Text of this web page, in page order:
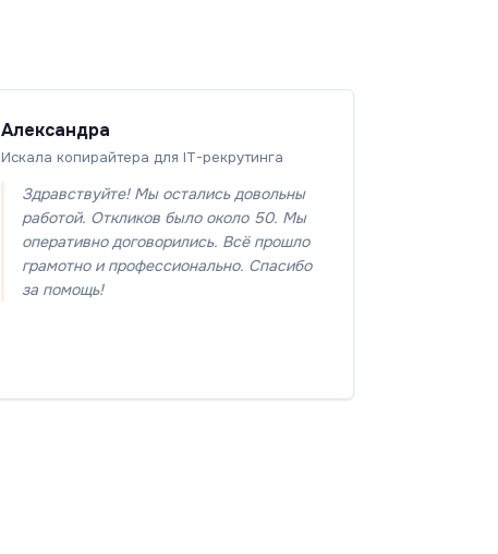
Александра
Искала копирайтера для IT-рекрутинга
Здравствуйте! Мы остались довольны
работой. Откликов было около 50. Мы
оперативно договорились. Всё прошло
грамотно и профессионально. Спасибо
за помощь!